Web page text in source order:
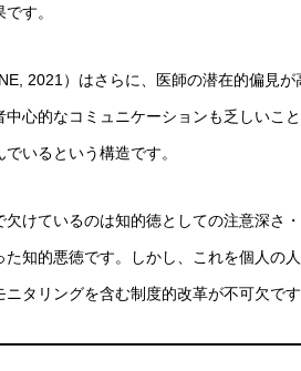
す。
2021）はさらに、医師の潜在的偏見
中心的なコミュニケーションも乏しいこ
いるという構造です。
けているのは知的徳としての注意深さ
た知的悪徳です。しかし、これを個人の
タリングを含む制度的改革が不可欠で